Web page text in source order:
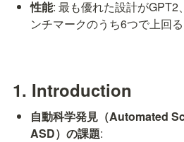
性能: 最も優れた設計がGPT2
ンチマークのうち6つで上回る
1. Introduction
自動科学発見（Automated
ASD）の課題: